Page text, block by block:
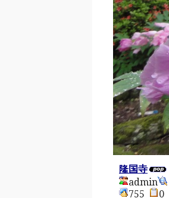
隆国寺
admin
755
0